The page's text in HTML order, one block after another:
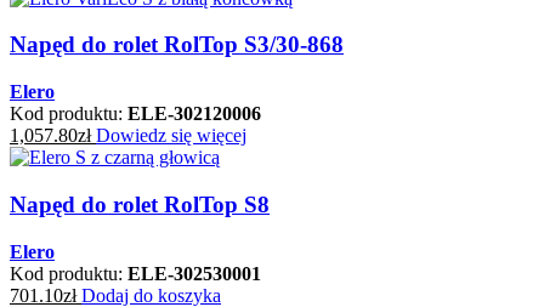
Napęd do rolet RolTop S3/30-868
Elero
Kod produktu: ELE-302120006
1,057.80zł Dowiedz się więcej
Napęd do rolet RolTop S8
Elero
Kod produktu: ELE-302530001
701.10zł Dodaj do koszyka